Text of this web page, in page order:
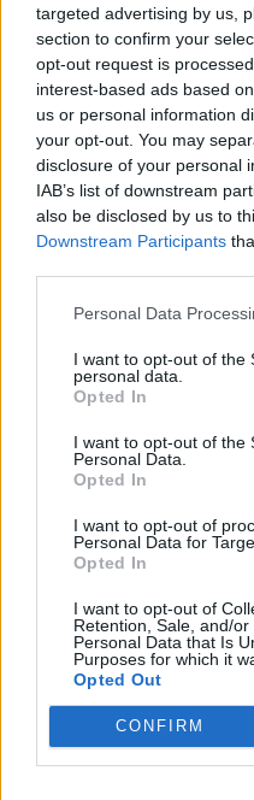
targeted advertising by us,
section to confirm your
opt-out request is
interest-based ads based
us or personal information
your opt-out. You may
disclosure of your personal
IAB’s list of downstream
also be disclosed by us to
Downstream Participants
Personal Data
I want to opt-out of the
personal data.
Opted In
I want to opt-out of the
Personal Data.
Opted In
I want to opt-out of
Personal Data for
Opted In
I want to opt-out of
Retention, Sale, and/
Personal Data that Is
Purposes for which it
Opted Out
CONFIRM
Η Toyota φέρνει νέα γενιά
μπαταριών για τα υβριδικά της
Νέο Audi A2 e-tron με στόχο
Μισιακός: «Ο προπονητής είναι
ευθύνη»
Ελληνική Αναπτυξιακή
δρόμο για δάνεια έως 5 δισ. σε
Β.Σ. Καρούλιας: Τζίρος 98,7
εκατ. ευρώ και αύξηση κερδών
57% - Τα νέα στοιχήματα σε